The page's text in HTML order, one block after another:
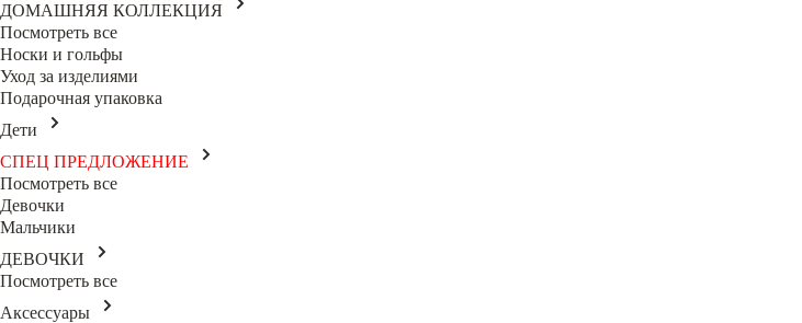
ДОМАШНЯЯ КОЛЛЕКЦИЯ
Посмотреть все
Носки и гольфы
Уход за изделиями
Подарочная упаковка
Дети
СПЕЦ ПРЕДЛОЖЕНИЕ
Посмотреть все
Девочки
Мальчики
ДЕВОЧКИ
Посмотреть все
Аксессуары